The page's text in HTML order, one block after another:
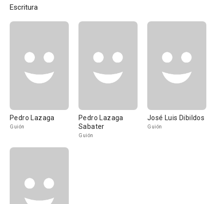
Escritura
Pedro Lazaga
Guión
Pedro Lazaga
Sabater
Guión
José Luis Dibildos
Guión